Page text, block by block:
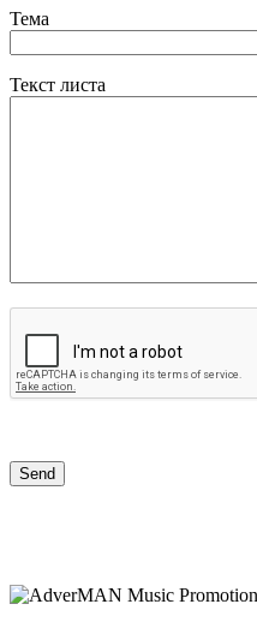
Тема
Текст листа